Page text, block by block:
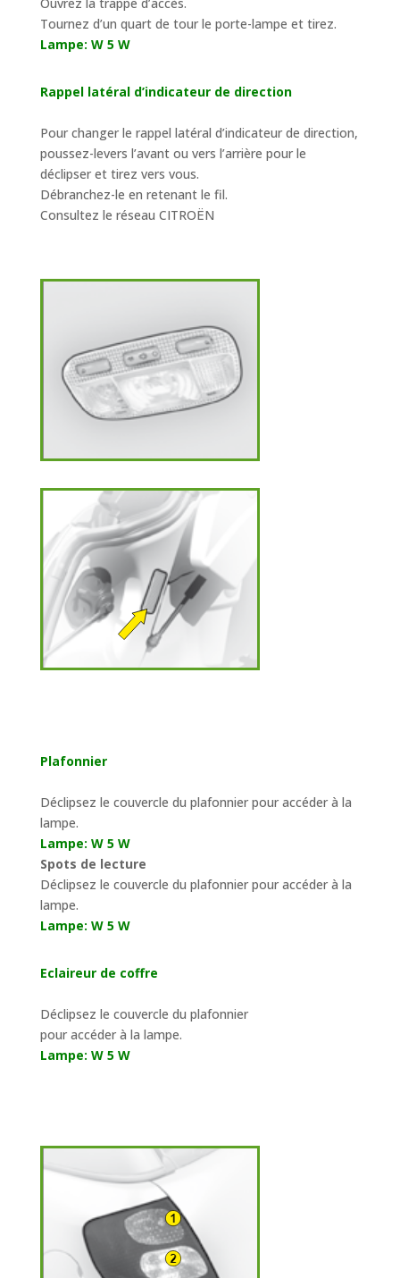
Tournez d’un quart de tour le porte-lampe et tirez.
Lampe: W 5 W
Rappel latéral d’indicateur de direction
Pour changer le rappel latéral d’indicateur de direction,
poussez-levers l’avant ou vers l’arrière pour le
déclipser et tirez vers vous.
Débranchez-le en retenant le fil.
Consultez le réseau CITROËN
Plafonnier
Déclipsez le couvercle du plafonnier pour accéder à la
lampe.
Lampe: W 5 W
Spots de lecture
Déclipsez le couvercle du plafonnier pour accéder à la
lampe.
Lampe: W 5 W
Eclaireur de coffre
Déclipsez le couvercle du plafonnier
pour accéder à la lampe.
Lampe: W 5 W